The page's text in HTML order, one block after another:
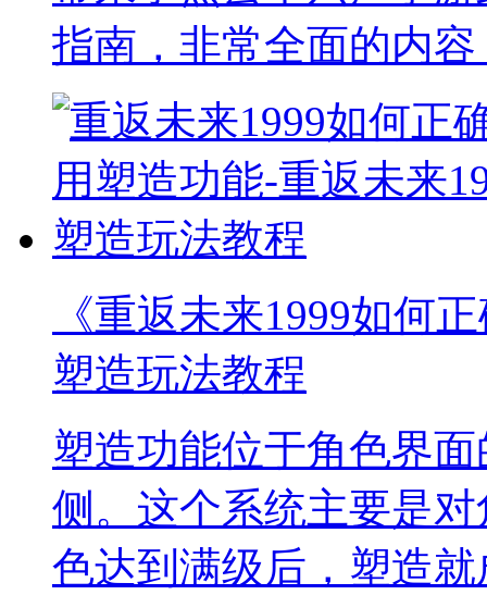
指南，非常全面的内
《重返未来1999如何
塑造玩法教程
塑造功能位于角色界
侧。这个系统主要是
色达到满级后，塑造